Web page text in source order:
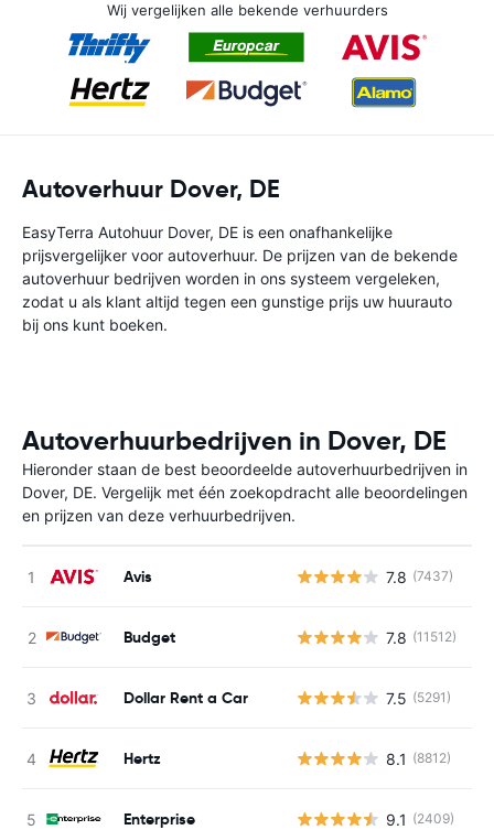
Wij vergelijken alle bekende verhuurders
Autoverhuur Dover, DE
EasyTerra Autohuur Dover, DE is een onafhankelijke
prijsvergelijker voor autoverhuur. De prijzen van de bekende
autoverhuur bedrijven worden in ons systeem vergeleken,
zodat u als klant altijd tegen een gunstige prijs uw huurauto
bij ons kunt boeken.
Autoverhuurbedrijven in Dover, DE
Hieronder staan de best beoordeelde autoverhuurbedrijven in
Dover, DE. Vergelijk met één zoekopdracht alle beoordelingen
en prijzen van deze verhuurbedrijven.
Avis 7.8 (7437)
Budget 7.8 (11512)
Dollar Rent a Car 7.5 (5291)
Hertz 8.1 (8812)
Enterprise 9.1 (2409)